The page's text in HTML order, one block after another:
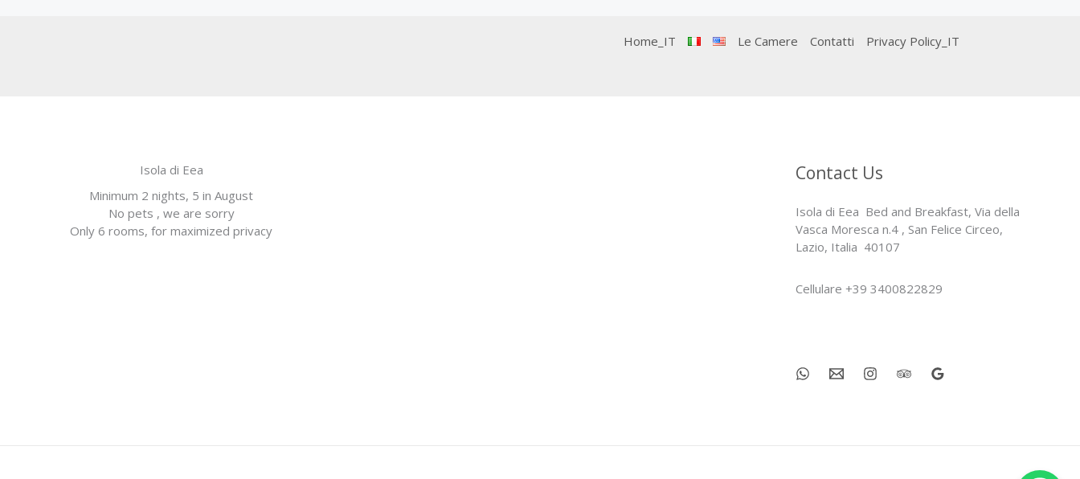
Home_IT Le Camere Contatti Privacy Policy_IT
Isola di Eea
Minimum 2 nights, 5 in August
No pets , we are sorry
Only 6 rooms, for maximized privacy
Contact Us
Isola di Eea Bed and Breakfast, Via della
Vasca Moresca n.4 , San Felice Circeo,
Lazio, Italia 40107
Cellulare +39 3400822829